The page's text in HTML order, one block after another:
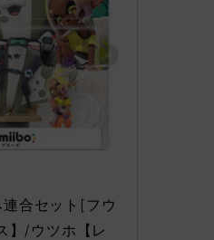
合セット[フウ
】/ウツホ【レ